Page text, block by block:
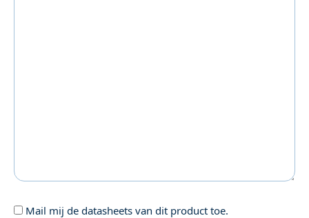
Geen
Mail mij de datasheets van dit product toe.